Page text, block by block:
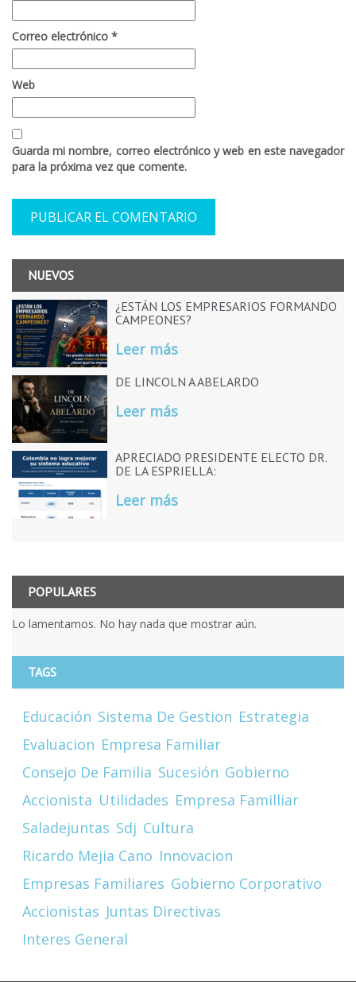
Correo electrónico *
Web
Guarda mi nombre, correo electrónico y web en este navegador
para la próxima vez que comente.
NUEVOS
¿ESTÁN LOS EMPRESARIOS FORMANDO
CAMPEONES?
Leer más
DE LINCOLN A ABELARDO
Leer más
APRECIADO PRESIDENTE ELECTO DR.
DE LA ESPRIELLA:
Leer más
POPULARES
Lo lamentamos. No hay nada que mostrar aún.
TAGS
Educación Sistema De Gestion Estrategia
Evaluacion Empresa Familiar
Consejo De Familia Sucesión Gobierno
Accionista Utilidades Empresa Familliar
Saladejuntas Sdj Cultura
Ricardo Mejia Cano Innovacion
Empresas Familiares Gobierno Corporativo
Accionistas Juntas Directivas
Interes General